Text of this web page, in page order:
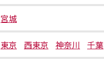
宮城
東京 西東京 神奈川 千葉